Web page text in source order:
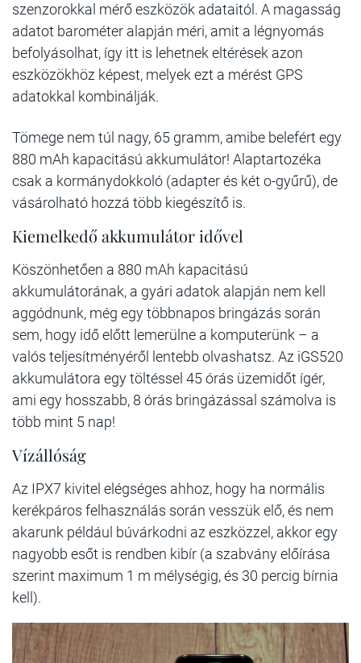
szenzorokkal mérő eszközök adataitól. A magasság
adatot barométer alapján méri, amit a légnyomás
befolyásolhat, így itt is lehetnek eltérések azon
eszközökhöz képest, melyek ezt a mérést GPS
adatokkal kombinálják.
Tömege nem túl nagy, 65 gramm, amibe belefért egy
880 mAh kapacitású akkumulátor! Alaptartozéka
csak a kormánydokkoló (adapter és két o-gyűrű), de
vásárolható hozzá több kiegészítő is.
Kiemelkedő akkumulátor idővel
Köszönhetően a 880 mAh kapacitású
akkumulátorának, a gyári adatok alapján nem kell
aggódnunk, még egy többnapos bringázás során
sem, hogy idő előtt lemerülne a komputerünk – a
valós teljesítményéről lentebb olvashatsz. Az iGS520
akkumulátora egy töltéssel 45 órás üzemidőt ígér,
ami egy hosszabb, 8 órás bringázással számolva is
több mint 5 nap!
Vízállóság
Az IPX7 kivitel elégséges ahhoz, hogy ha normális
kerékpáros felhasználás során vesszük elő, és nem
akarunk például búvárkodni az eszközzel, akkor egy
nagyobb esőt is rendben kibír (a szabvány előírása
szerint maximum 1 m mélységig, és 30 percig bírnia
kell).